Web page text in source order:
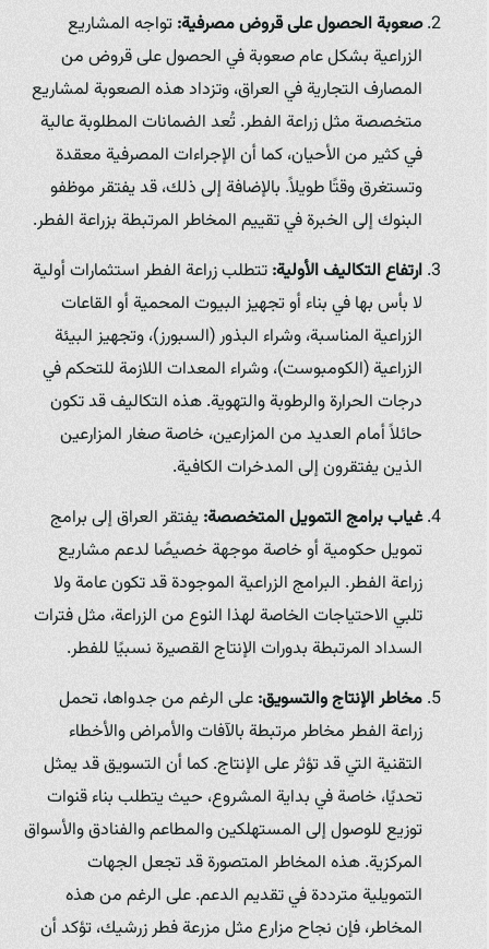
صعوبة الحصول على قروض مصرفية:تواجه المشاريع
الزراعية بشكل عام صعوبة في الحصول على قروض من
المصارف التجارية في العراق، وتزداد هذه الصعوبة لمشاريع
متخصصة مثل زراعة الفطر. تُعد الضمانات المطلوبة عالية
في كثير من الأحيان، كما أن الإجراءات المصرفية معقدة
وتستغرق وقتًا طويلاً. بالإضافة إلى ذلك، قد يفتقر موظفو
البنوك إلى الخبرة في تقييم المخاطر المرتبطة بزراعة الفطر.
ارتفاع التكاليف الأولية:تتطلب زراعة الفطر استثمارات أولية
لا بأس بها في بناء أو تجهيز البيوت المحمية أو القاعات
الزراعية المناسبة، وشراء البذور (السبورز)، وتجهيز البيئة
الزراعية (الكومبوست)، وشراء المعدات اللازمة للتحكم في
درجات الحرارة والرطوبة والتهوية. هذه التكاليف قد تكون
حائلاً أمام العديد من المزارعين، خاصة صغار المزارعين
الذين يفتقرون إلى المدخرات الكافية.
غياب برامج التمويل المتخصصة:يفتقر العراق إلى برامج
تمويل حكومية أو خاصة موجهة خصيصًا لدعم مشاريع
زراعة الفطر. البرامج الزراعية الموجودة قد تكون عامة ولا
تلبي الاحتياجات الخاصة لهذا النوع من الزراعة، مثل فترات
السداد المرتبطة بدورات الإنتاج القصيرة نسبيًا للفطر.
مخاطر الإنتاج والتسويق:على الرغم من جدواها، تحمل
زراعة الفطر مخاطر مرتبطة بالآفات والأمراض والأخطاء
التقنية التي قد تؤثر على الإنتاج. كما أن التسويق قد يمثل
تحديًا، خاصة في بداية المشروع، حيث يتطلب بناء قنوات
توزيع للوصول إلى المستهلكين والمطاعم والفنادق والأسواق
المركزية. هذه المخاطر المتصورة قد تجعل الجهات
التمويلية مترددة في تقديم الدعم. على الرغم من هذه
المخاطر، فإن نجاح مزارع مثل مزرعة فطر زرشيك، تؤكد أن